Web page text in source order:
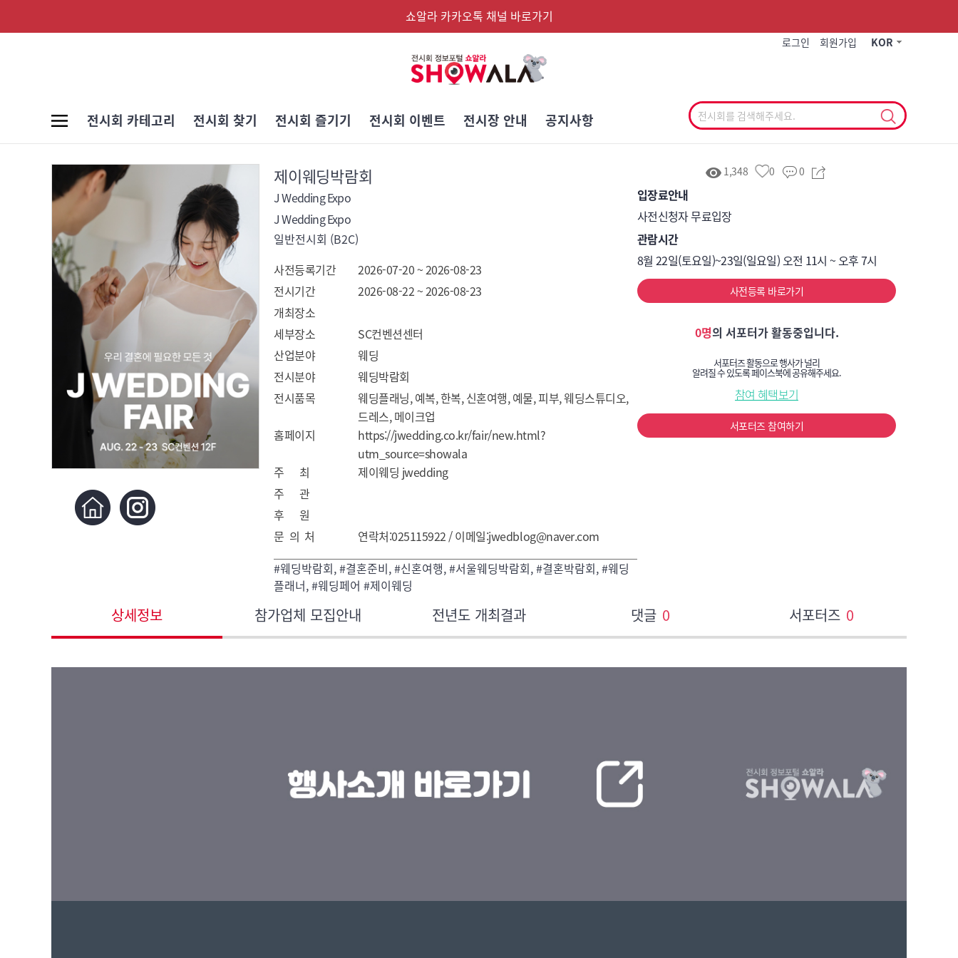
쇼알라 카카오톡 채널 바로가기
로그인 회원가입 KOR
전시회 카테고리 전시회 찾기 전시회 즐기기 전시회 이벤트 전시장 안내 공지사항
제이웨딩박람회
J Wedding Expo
J Wedding Expo
일반전시회 (B2C)
사전등록기간
2026-07-20 ~ 2026-08-23
전시기간
2026-08-22 ~ 2026-08-23
개최장소
세부장소
SC컨벤션센터
산업분야
웨딩
전시분야
웨딩박람회
전시품목
웨딩플래닝, 예복, 한복, 신혼여행, 예물, 피부, 웨딩스튜디오,
드레스, 메이크업
홈페이지
https://jwedding.co.kr/fair/new.html?
utm_source=showala
주 최
제이웨딩 jwedding
주 관
후 원
문 의 처
연락처:025115922 / 이메일:jwedblog@naver.com
#웨딩박람회, #결혼준비, #신혼여행, #서울웨딩박람회, #결혼박람회, #웨딩
플래너, #웨딩페어 #제이웨딩
1,348 0 0
입장료안내
사전신청자 무료입장
관람시간
8월 22일(토요일)~23일(일요일) 오전 11시 ~ 오후 7시
사전등록 바로가기
0명의 서포터가 활동중입니다.
서포터즈 활동으로 행사가 널리
알려질 수 있도록 페이스북에 공유해주세요.
참여 혜택보기
서포터즈 참여하기
상세정보 참가업체 모집안내 전년도 개최결과 댓글 0 서포터즈 0